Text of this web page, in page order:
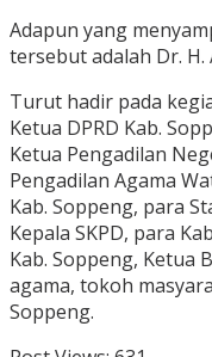
Adapun yang
tersebut adalah Dr. H.
Turut hadir pada
Ketua DPRD Kab.
Ketua Pengadilan
Pengadilan Agama
Kab. Soppeng, para
Kepala SKPD, para
Kab. Soppeng, Ketua
agama, tokoh
Soppeng.